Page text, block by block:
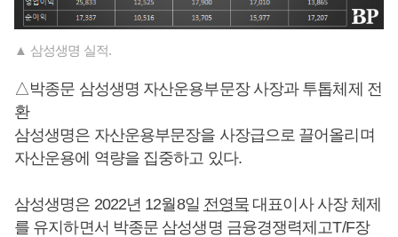
▲ 삼성생명 실적.
△박종문 삼성생명 자산운용부문장 사장과 투톱체제 전
환
삼성생명은 자산운용부문장을 사장급으로 끌어올리며
자산운용에 역량을 집중하고 있다.
삼성생명은 2022년 12월8일 전영묵 대표이사 사장 체제
를 유지하면서 박종문 삼성생명 금융경쟁력제고T/F장